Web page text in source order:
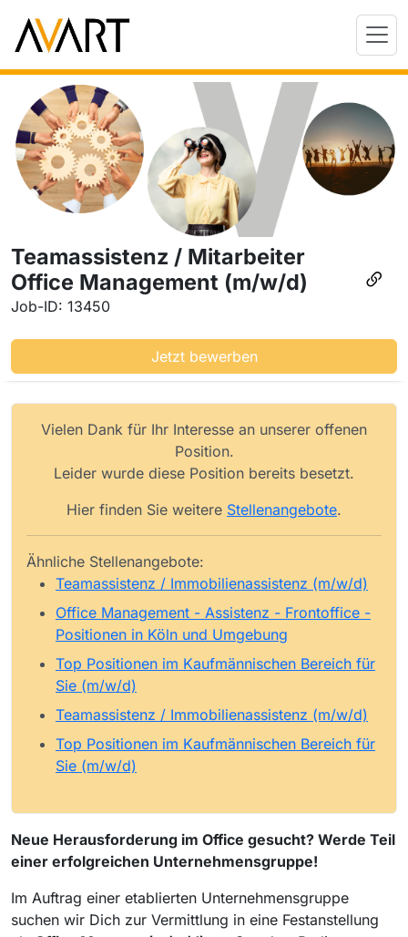
Teamassistenz / Mitarbeiter
Office Management (m/w/d)
Job-ID: 13450
Jetzt bewerben
Vielen Dank für Ihr Interesse an unserer offenen
Position.
Leider wurde diese Position bereits besetzt.
Hier finden Sie weitere Stellenangebote.
Ähnliche Stellenangebote:
Teamassistenz / Immobilienassistenz (m/w/d)
Office Management - Assistenz - Frontoffice -
Positionen in Köln und Umgebung
Top Positionen im Kaufmännischen Bereich für
Sie (m/w/d)
Teamassistenz / Immobilienassistenz (m/w/d)
Top Positionen im Kaufmännischen Bereich für
Sie (m/w/d)
Neue Herausforderung im Office gesucht? Werde Teil
einer erfolgreichen Unternehmensgruppe!
Im Auftrag einer etablierten Unternehmensgruppe
suchen wir Dich zur Vermittlung in eine Festanstellung